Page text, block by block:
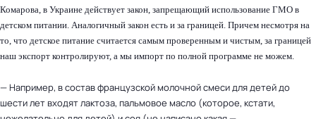
Комарова, в Украине действует закон, запрещающий использование ГМО в
детском питании. Аналогичный закон есть и за границей. Причем несмотря на
то, что детское питание считается самым проверенным и чистым, за границей
наш экспорт контролируют, а мы импорт по полной программе не можем.
— Например, в состав французской молочной смеси для детей до
шести лет входят лактоза, пальмовое масло (которое, кстати,